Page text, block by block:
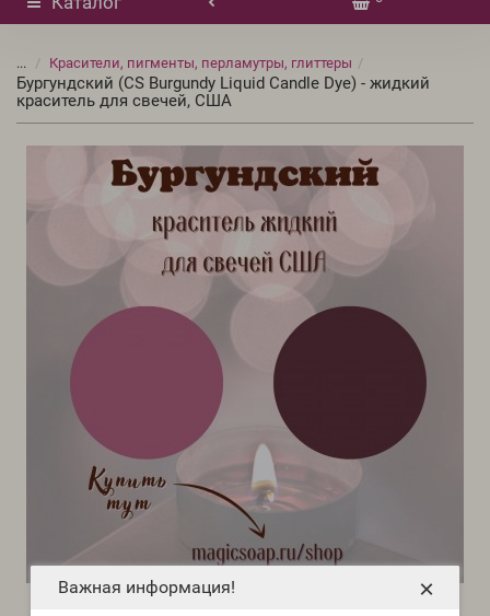
Важная информация! ×
... Красители, пигменты, перламутры, глиттеры
Бургундский (CS Burgundy Liquid Candle Dye) - жидкий
краситель для свечей, США